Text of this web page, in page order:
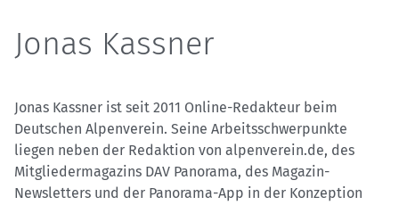
Jonas Kassner
Jonas Kassner ist seit 2011 Online-Redakteur beim
Deutschen Alpenverein. Seine Arbeitsschwerpunkte
liegen neben der Redaktion von alpenverein.de, des
Mitgliedermagazins DAV Panorama, des Magazin-
Newsletters und der Panorama-App in der Konzeption